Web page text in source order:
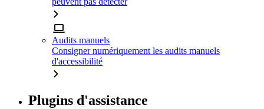
Audits manuels
Consigner numériquement les audits manuels
d'accessibilité
Plugins d'assistance